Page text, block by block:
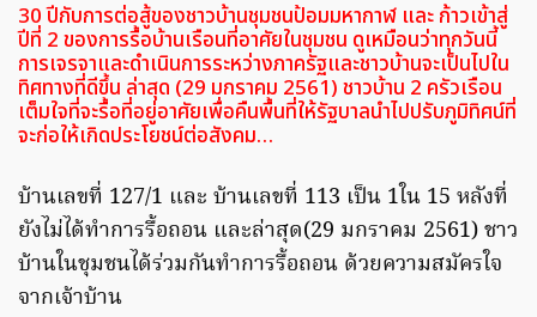
30 ปีกับการต่อสู้ของชาวบ้านชุมชนป้อมมหากาฬ และ ก้าวเข้าสู่
ปีที่ 2 ของการรื้อบ้านเรือนที่อาศัยในชุมชน ดูเหมือนว่าทุกวันนี้
การเจรจาและดำเนินการระหว่างภาครัฐและชาวบ้านจะเป็นไปใน
ทิศทางที่ดีขึ้น ล่าสุด (29 มกราคม 2561) ชาวบ้าน 2 ครัวเรือน
เต็มใจที่จะรื้อที่อยู่อาศัยเพื่อคืนพื้นที่ให้รัฐบาลนำไปปรับภูมิทิศน์ที่
จะก่อให้เกิดประโยชน์ต่อสังคม…
บ้านเลขที่ 127/1 และ บ้านเลขที่ 113 เป็น 1ใน 15 หลังที่
ยังไม่ได้ทำการรื้อถอน และล่าสุด(29 มกราคม 2561) ชาว
บ้านในชุมชนได้ร่วมกันทำการรื้อถอน ด้วยความสมัครใจ
จากเจ้าบ้าน